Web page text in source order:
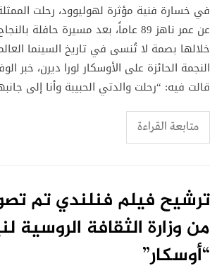
في خسارة فنية مؤثرة لهوليوود، رحلت
عن عمر ناهز 89 عاماً، بعد مسيرة حافلة
خلالها بصمة لا تُنسى في تاريخ السينما
النجمة الحائزة على الأوسكار لورا ديرن، خبر
قالت فيه: “رحلت والدتي الحبيبة وأنا إلى
متابعة القراءة
ترشيح فيلم فنلندي تم
من وزارة الثقافة الروسية
“أوسكار”